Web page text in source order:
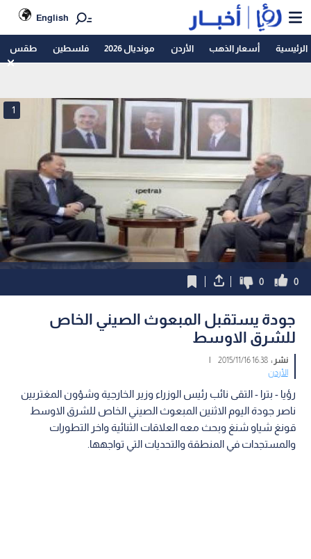
English
الرئيسية أسعار الذهب الأردن مونديال 2026 فلسطين طقس
1
0
0
جودة يستقبل المبعوث الصيني الخاص
للشرق الاوسط
نشر :16:38 2015/11/16
|
الأردن
رؤيا - بترا - التقى نائب رئيس الوزراء وزير الخارجية وشؤون المغتربين
ناصر جودة اليوم الاثنين المبعوث الصيني الخاص للشرق الاوسط
قونغ شياو شنغ وبحث معه العلاقات الثنائية واخر التطورات
والمستجدات في المنطقة والتحديات التي تواجهها.